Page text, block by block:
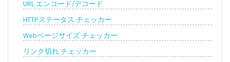
URL エンコード/デコード
HTTPステータス チェッカー
Webページサイズ チェッカー
リンク切れ チェッカー